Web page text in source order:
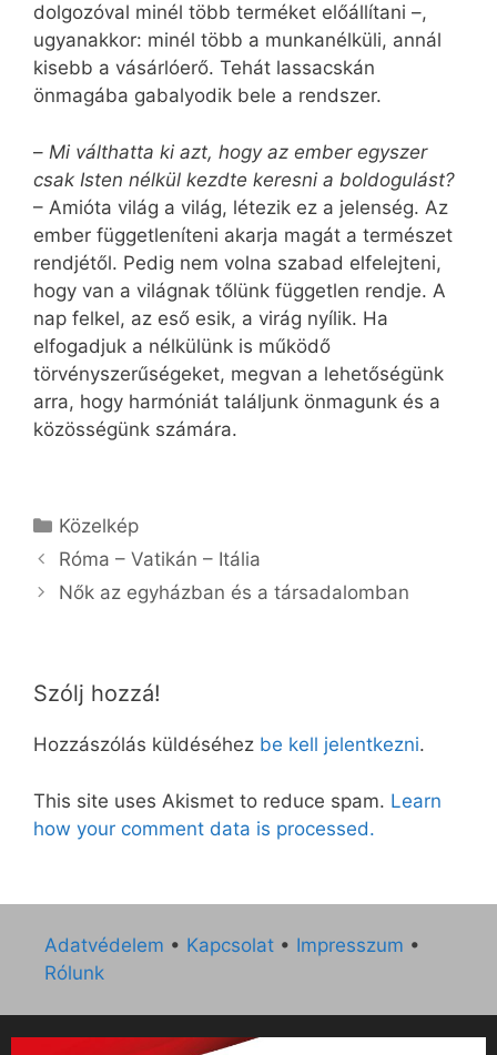
dolgozóval minél több terméket előállítani –,
ugyanakkor: minél több a munkanélküli, annál
kisebb a vásárlóerő. Tehát lassacskán
önmagába gabalyodik bele a rendszer.
– Mi válthatta ki azt, hogy az ember egyszer
csak Isten nélkül kezdte keresni a boldogulást?
– Amióta világ a világ, létezik ez a jelenség. Az
ember függetleníteni akarja magát a természet
rendjétől. Pedig nem volna szabad elfelejteni,
hogy van a világnak tőlünk független rendje. A
nap felkel, az eső esik, a virág nyílik. Ha
elfogadjuk a nélkülünk is működő
törvényszerűségeket, megvan a lehetőségünk
arra, hogy harmóniát találjunk önmagunk és a
közösségünk számára.
Kategória
Közelkép
Róma – Vatikán – Itália
Nők az egyházban és a társadalomban
Szólj hozzá!
Hozzászólás küldéséhez be kell jelentkezni.
This site uses Akismet to reduce spam. Learn
how your comment data is processed.
Adatvédelem • Kapcsolat • Impresszum •
Rólunk